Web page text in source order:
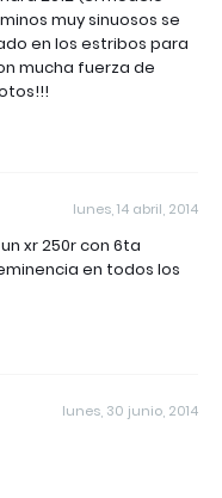
muy sinuosos se
en los estribos para
mucha fuerza de
lunes, 14 abril, 2014
xr 250r con 6ta
en todos los
lunes, 30 junio, 2014